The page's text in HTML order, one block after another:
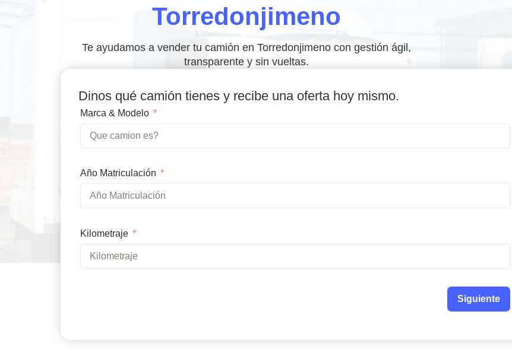
Torredonjimeno
Te ayudamos a vender tu camión en Torredonjimeno con gestión ágil,
transparente y sin vueltas.
Dinos qué camión tienes y recibe una oferta hoy mismo.
Marca & Modelo
Año Matriculación
Kilometraje
Siguiente